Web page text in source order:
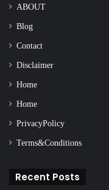
ABOUT
Blog
Contact
Disclaimer
Home
Home
Privacy Policy
Terms & Conditions
Recent Posts